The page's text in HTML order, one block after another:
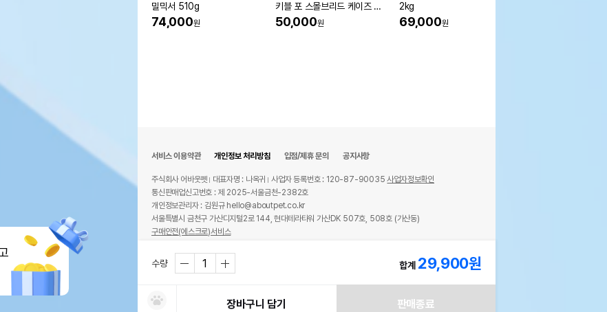
밀믹서 510g
74,000원
키블 포 스몰브리드 케이즈 프
리 치킨 1.6kg
50,000원
2kg
69,000원
수량 합계 29,900원
장바구니 담기 판매종료
서비스 이용약관 개인정보 처리방침 입점/제휴 문의 공지사항
주식회사 어바웃펫 대표자명 : 나옥귀 사업자 등록번호 : 120-87-90035사업자정보확인
통신판매업신고번호 : 제 2025-서울금천-2382호
개인정보관리자 : 김원규 hello@aboutpet.co.kr
서울특별시 금천구 가산디지털2로 144, 현대테라타워 가산DK 507호, 508호 (가산동)
구매안전(에스크로)서비스